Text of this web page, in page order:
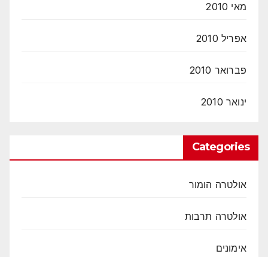
מאי 2010
אפריל 2010
פברואר 2010
ינואר 2010
Categories
אולטרה הומור
אולטרה תרבות
אימונים